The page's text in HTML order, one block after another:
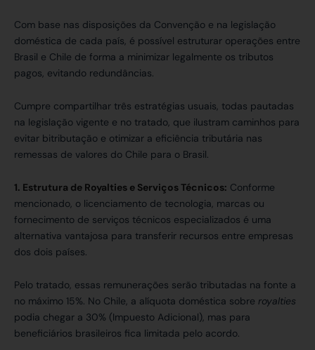
Com base nas disposições da Convenção e na legislação
doméstica de cada país, é possível estruturar operações entre
Brasil e Chile de forma a minimizar legalmente os tributos
pagos, evitando redundâncias.
Cumpre compartilhar três estratégias usuais, todas pautadas
na legislação vigente e no tratado, que ilustram caminhos para
evitar bitributação e otimizar a eficiência tributária nas
remessas de valores do Chile para o Brasil.
1. Estrutura de Royalties e Serviços Técnicos: Conforme
mencionado, o licenciamento de tecnologia, marcas ou
fornecimento de serviços técnicos especializados é uma
alternativa vantajosa para transferir recursos entre empresas
dos dois países.
Pelo tratado, essas remunerações serão tributadas na fonte a
no máximo 15%. No Chile, a alíquota doméstica sobre royalties
podia chegar a 30% (Impuesto Adicional), mas para
beneficiários brasileiros fica limitada pelo acordo.